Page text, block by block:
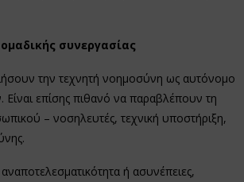
συνεργασίας
την τεχνητή νοημοσύνη ως αυτόνομο
Είναι επίσης πιθανό να παραβλέπουν τη
– νοσηλευτές, τεχνική υποστήριξη,
ή ασυνέπειες,